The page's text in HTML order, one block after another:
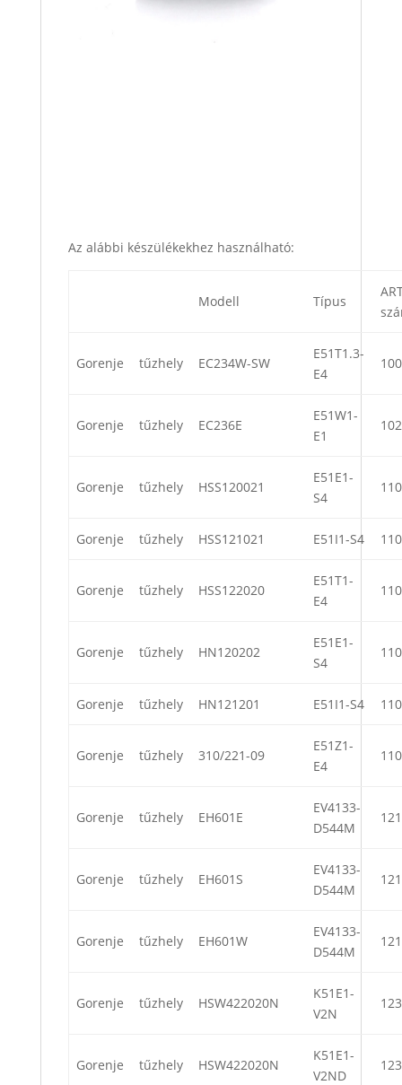
Az alábbi készülékekhez használható:
Modell Típus
Gorenje tűzhely EC234W-SW
E51T1.3-
E4
Gorenje tűzhely EC236E
E51W1-
E1
Gorenje tűzhely HSS120021
E51E1-
S4
Gorenje tűzhely HSS121021 E51I1-S4
Gorenje tűzhely HSS122020
E51T1-
E4
Gorenje tűzhely HN120202
E51E1-
S4
Gorenje tűzhely HN121201 E51I1-S4
Gorenje tűzhely 310/221-09
E51Z1-
E4
Gorenje tűzhely EH601E
EV4133-
D544M
Gorenje tűzhely EH601S
EV4133-
D544M
Gorenje tűzhely EH601W
EV4133-
D544M
Gorenje tűzhely HSW422020N
K51E1-
V2N
Gorenje tűzhely HSW422020N
K51E1-
V2ND